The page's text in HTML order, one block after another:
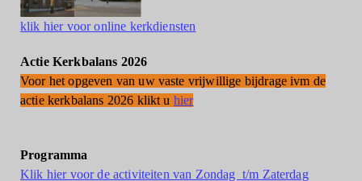
klik hier voor online kerkdiensten
Actie Kerkbalans 2026
Voor het opgeven van uw vaste vrijwillige bijdrage ivm de
actie kerkbalans 2026 klikt u hier
Programma
Klik hier voor de activiteiten van Zondag t/m Zaterdag